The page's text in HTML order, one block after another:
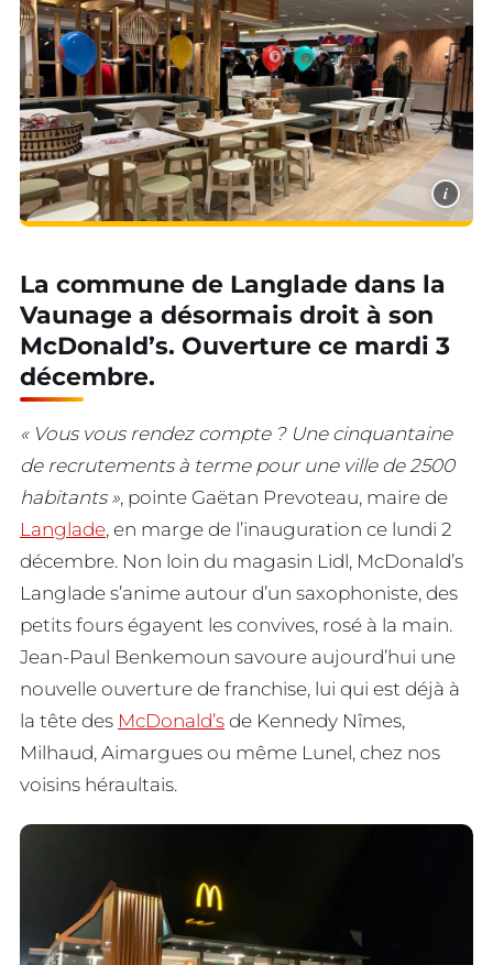
i
La commune de Langlade dans la
Vaunage a désormais droit à son
McDonald’s. Ouverture ce mardi 3
décembre.
« Vous vous rendez compte ? Une cinquantaine
de recrutements à terme pour une ville de 2500
habitants », pointe Gaëtan Prevoteau, maire de
Langlade, en marge de l’inauguration ce lundi 2
décembre. Non loin du magasin Lidl, McDonald’s
Langlade s’anime autour d’un saxophoniste, des
petits fours égayent les convives, rosé à la main.
Jean-Paul Benkemoun savoure aujourd’hui une
nouvelle ouverture de franchise, lui qui est déjà à
la tête des McDonald’s de Kennedy Nîmes,
Milhaud, Aimargues ou même Lunel, chez nos
voisins héraultais.